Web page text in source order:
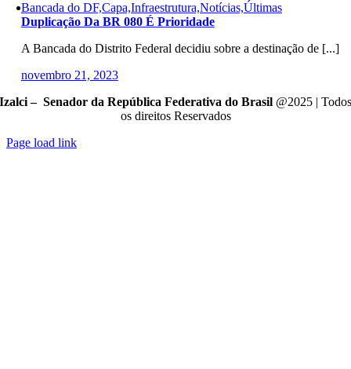
Bancada do DF,Capa,Infraestrutura,Notícias,Últimas
Duplicação Da BR 080 É Prioridade
A Bancada do Distrito Federal decidiu sobre a destinação de [...]
novembro 21, 2023
Izalci – Senador da República Federativa do Brasil @2025 | Todos
os direitos Reservados
Page load link